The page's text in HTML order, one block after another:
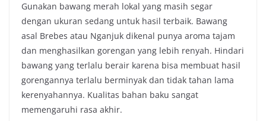
Gunakan bawang merah lokal yang masih segar
dengan ukuran sedang untuk hasil terbaik. Bawang
asal Brebes atau Nganjuk dikenal punya aroma tajam
dan menghasilkan gorengan yang lebih renyah. Hindari
bawang yang terlalu berair karena bisa membuat hasil
gorengannya terlalu berminyak dan tidak tahan lama
kerenyahannya. Kualitas bahan baku sangat
memengaruhi rasa akhir.